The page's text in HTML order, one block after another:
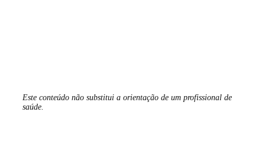
Este conteúdo não substitui a orientação de um profissional de
saúde.